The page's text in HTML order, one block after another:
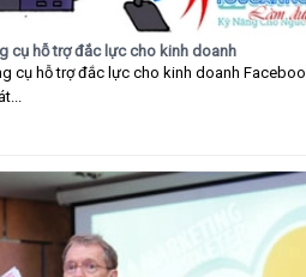
cụ hỗ trợ đắc lực cho kinh doanh
cụ hỗ trợ đắc lực cho kinh doanh